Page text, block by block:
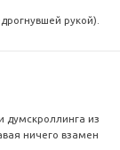
рукой).
думскроллинга из
ничего взамен